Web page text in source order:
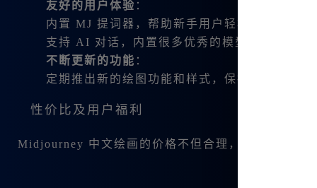
友好的用户体验 ：
内置 MJ 提词器，帮助新手用户轻松生成内容。
支持 AI 对话，内置很多优秀的模型，让创作过
不断更新的功能 ：
定期推出新的绘图功能和样式，保持用户体验的
性价比及用户福利
Midjourney 中文绘画的价格不但合理，而且附带极多